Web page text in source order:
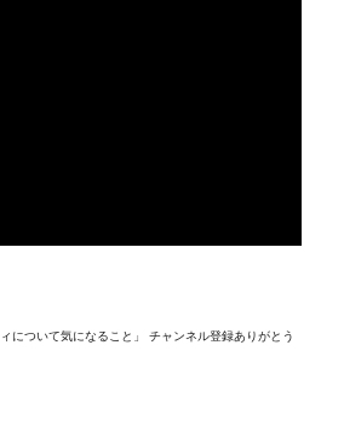
について気になること」 チャンネル登録ありがとう